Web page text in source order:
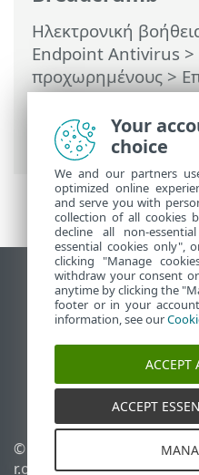
Ηλεκτρονική
Endpoint Antivirus >
προχωρημένους>
ρυθμίσεων για
Επαναφορά όλων
προεπιλεγμένες τιμές
Προβολή ιστότοπου
End of Life
Γνωσιακή βάση ESET
Ομάδα συζήτησης
ESET Status Portal
Τοπική υποστήριξη
© 1992 - 2026 ESET, spol. s
r.o. - Με την επιφύλαξη
Your
choice
We and our partners
optimized online
and serve you with
collection of all cookies
decline all non-
essential cookies only",
clicking "Manage
withdraw your consent
anytime by clicking the
footer or in your
information, see our
ACCEPT
ACCEPT